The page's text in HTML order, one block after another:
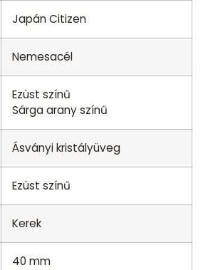
Japán Citizen
Nemesacél
Ezüst színű
Sárga arany színű
Ásványi kristályüveg
Ezüst színű
Kerek
40 mm